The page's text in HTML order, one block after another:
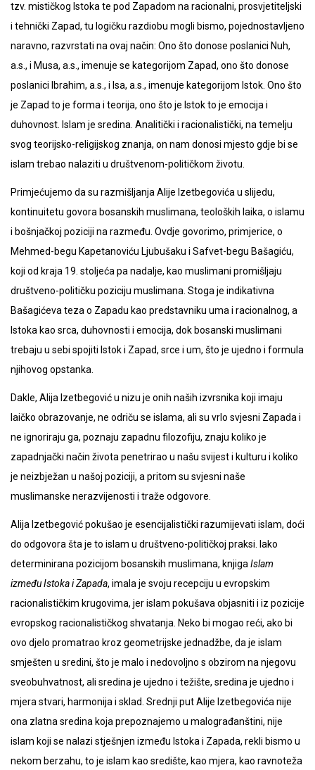
tzv. mističkog Istoka te pod Zapadom na racionalni, prosvjetiteljski
i tehnički Zapad, tu logičku razdiobu mogli bismo, pojednostavljeno
naravno, razvrstati na ovaj način: Ono što donose poslanici Nuh,
a.s., i Musa, a.s., imenuje se kategorijom Zapad, ono što donose
poslanici Ibrahim, a.s., i Isa, a.s., imenuje kategorijom Istok. Ono što
je Zapad to je forma i teorija, ono što je Istok to je emocija i
duhovnost. Islam je sredina. Analitički i racionalistički, na temelju
svog teorijsko-religijskog znanja, on nam donosi mjesto gdje bi se
islam trebao nalaziti u društvenom-političkom životu.
Primjećujemo da su razmišljanja Alije Izetbegovića u slijedu,
kontinuitetu govora bosanskih muslimana, teoloških laika, o islamu
i bošnjačkoj poziciji na razmeđu. Ovdje govorimo, primjerice, o
Mehmed-begu Kapetanoviću Ljubušaku i Safvet-begu Bašagiću,
koji od kraja 19. stoljeća pa nadalje, kao muslimani promišljaju
društveno-političku poziciju muslimana. Stoga je indikativna
Bašagićeva teza o Zapadu kao predstavniku uma i racionalnog, a
Istoka kao srca, duhovnosti i emocija, dok bosanski muslimani
trebaju u sebi spojiti Istok i Zapad, srce i um, što je ujedno i formula
njihovog opstanka.
Dakle, Alija Izetbegović u nizu je onih naših izvrsnika koji imaju
laičko obrazovanje, ne odriču se islama, ali su vrlo svjesni Zapada i
ne ignoriraju ga, poznaju zapadnu filozofiju, znaju koliko je
zapadnjački način života penetrirao u našu svijest i kulturu i koliko
je neizbježan u našoj poziciji, a pritom su svjesni naše
muslimanske nerazvijenosti i traže odgovore.
Alija Izetbegović pokušao je esencijalistički razumijevati islam, doći
do odgovora šta je to islam u društveno-političkoj praksi. Iako
determinirana pozicijom bosanskih muslimana, knjigaIslam
između Istoka i Zapada, imala je svoju recepciju u evropskim
racionalističkim krugovima, jer islam pokušava objasniti i iz pozicije
evropskog racionalističkog shvatanja. Neko bi mogao reći, ako bi
ovo djelo promatrao kroz geometrijske jednadžbe, da je islam
smješten u sredini, što je malo i nedovoljno s obzirom na njegovu
sveobuhvatnost, ali sredina je ujedno i težište, sredina je ujedno i
mjera stvari, harmonija i sklad. Srednji put Alije Izetbegovića nije
ona zlatna sredina koja prepoznajemo u malograđanštini, nije
islam koji se nalazi stješnjen između Istoka i Zapada, rekli bismo u
nekom berzahu, to je islam kao središte, kao mjera, kao ravnoteža